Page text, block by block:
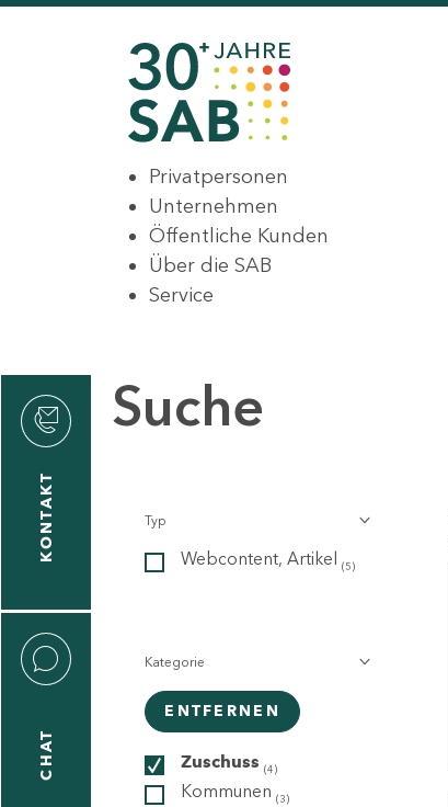
Privatpersonen
Unternehmen
Öffentliche Kunden
Über die SAB
Service
KONTAKT
CHAT
Suche
Typ
Webcontent, Artikel (5)
Kategorie
ENTFERNEN
Zuschuss (4)
Kommunen (3)